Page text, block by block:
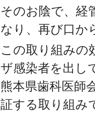
そのお陰で、経
なり、再び口か
この取り組みの
ザ感染者を出し
熊本県歯科医師
証する取り組み